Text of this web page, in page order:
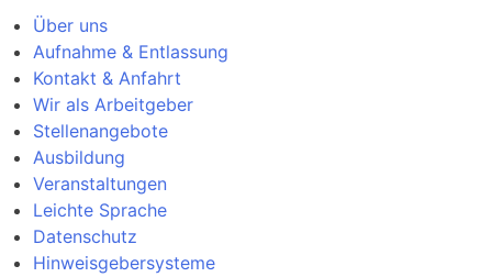
Über uns
Aufnahme & Entlassung
Kontakt & Anfahrt
Wir als Arbeitgeber
Stellenangebote
Ausbildung
Veranstaltungen
Leichte Sprache
Datenschutz
Hinweisgebersysteme